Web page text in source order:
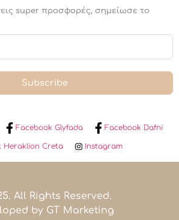
super προσφορές, σημείωσε το
Subscribe
Facebook Glyfada Facebook Dafni
Heraklion Creta Instagram
All Rights Reserved.
by GT Marketing